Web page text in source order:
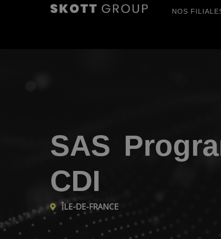
NOS
SAS
CDI
ÎLE-DE-FRANCE